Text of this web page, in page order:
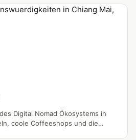
Digital Nomad Ökosystems in
coole Coffeeshops und die